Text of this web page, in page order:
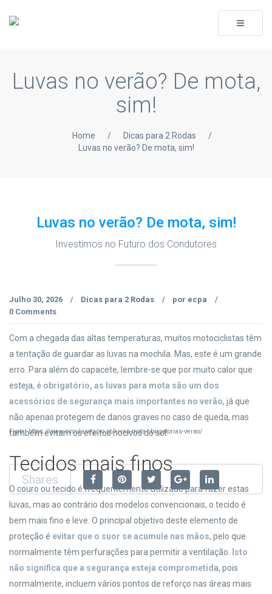
Toggle
Luvas no verão? De mota,
sim!
Home / Dicas para 2 Rodas
/
Luvas no verão? De mota, sim!
Luvas no verão? De mota, sim!
Investimos no Futuro dos Condutores
Julho 30, 2026 / Dicas para 2 Rodas / por ecpa /
0 Comments
Com a chegada das altas temperaturas, muitos motociclistas têm
a tentação de guardar as luvas na mochila. Mas, este é um grande
erro. Para além do capacete, lembre-se que por muito calor que
esteja, é obrigatório, as luvas para mota são um dos
acessórios de segurança mais importantes no verão, já que
não apenas protegem de danos graves no caso de queda, mas
também evitam os efeitos nocivos do sol.
Tecidos mais finos
O couro ou tecido é frequentemente utilizado para fazer estas
luvas, mas ao contrário dos modelos convencionais, o tecido é
bem mais fino e leve. O principal objetivo deste elemento de
proteção é evitar que o suor se acumule nas mãos, pelo que
normalmente têm perfurações para permitir a ventilação.
Isto
não significa que a segurança esteja comprometida, pois
normalmente, incluem vários pontos de reforço nas áreas mais
Fonte: https://www.circulaseguro.pt/luvas-mota-obrigatorias-verao/
Shares